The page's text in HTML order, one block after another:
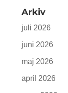
Arkiv
juli 2026
juni 2026
maj 2026
april 2026